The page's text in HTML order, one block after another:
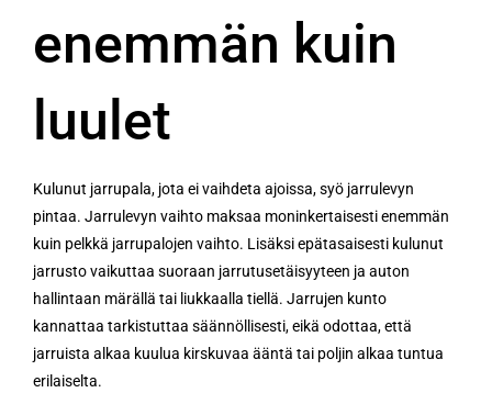
enemmän kuin
luulet
Kulunut jarrupala, jota ei vaihdeta ajoissa, syö jarrulevyn
pintaa. Jarrulevyn vaihto maksaa moninkertaisesti enemmän
kuin pelkkä jarrupalojen vaihto. Lisäksi epätasaisesti kulunut
jarrusto vaikuttaa suoraan jarrutusetäisyyteen ja auton
hallintaan märällä tai liukkaalla tiellä. Jarrujen kunto
kannattaa tarkistuttaa säännöllisesti, eikä odottaa, että
jarruista alkaa kuulua kirskuvaa ääntä tai poljin alkaa tuntua
erilaiselta.